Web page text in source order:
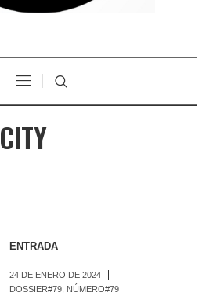
CITY
ENTRADA
24 DE ENERO DE 2024
DOSSIER#79 NÚMERO#79